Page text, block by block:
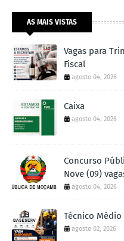
AS MAIS VISTAS
Vagas para
Fiscal
agosto 04, 2026
Caixa
agosto 04, 2026
Concurso
Nove (09)
agosto 04, 2026
Técnico
agosto 02, 2026